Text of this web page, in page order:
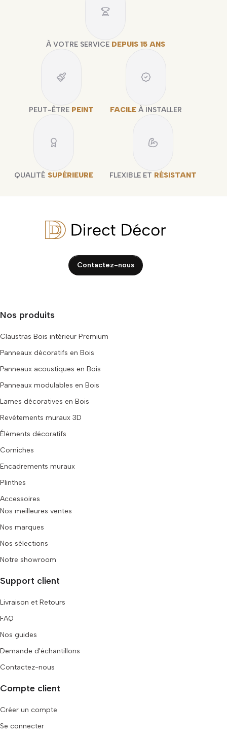
À VOTRE SERVICE DEPUIS 15 ANS
PEUT-ÊTRE PEINT FACILE À INSTALLER
QUALITÉ SUPÉRIEURE FLEXIBLE ET RÉSISTANT
Contactez-nous
Nos produits
Claustras Bois intérieur Premium
Panneaux décoratifs en Bois
Panneaux acoustiques en Bois
Panneaux modulables en Bois
Lames décoratives en Bois
Revêtements muraux 3D
Éléments décoratifs
Corniches
Encadrements muraux
Plinthes
Accessoires
Nos meilleures ventes
Nos marques
Nos sélections
Notre showroom
Support client
Livraison et Retours
FAQ
Nos guides
Demande d'échantillons
Contactez-nous
Compte client
Créer un compte
Se connecter